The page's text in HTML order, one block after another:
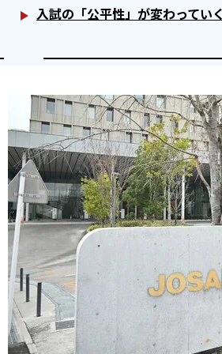
入試の「公平性」が変わってい